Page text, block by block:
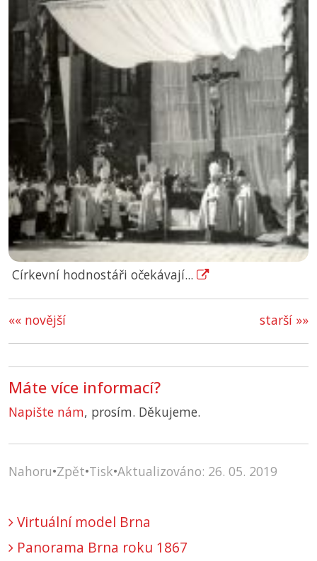
Církevní hodnostáři očekávají...
starší »»
«« novější
Máte více informací?
Napište nám, prosím. Děkujeme.
Nahoru•Zpět•Tisk•Aktualizováno: 26. 05. 2019
Virtuální model Brna
Panorama Brna roku 1867